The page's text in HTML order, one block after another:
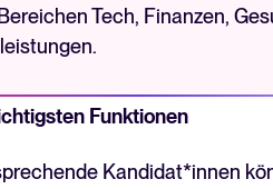
Tech, Finanzen,
Funktionen
Kandidat*innen